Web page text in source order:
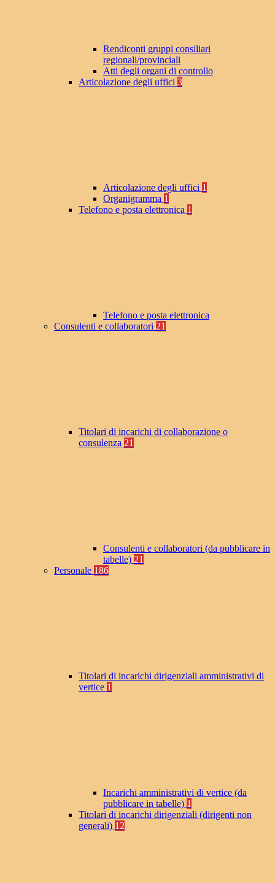
Rendiconti gruppi consiliari
regionali/provinciali
Atti degli organi di controllo
Articolazione degli uffici 3
Articolazione degli uffici 1
Organigramma 1
Telefono e posta elettronica 1
Telefono e posta elettronica
Consulenti e collaboratori 21
Titolari di incarichi di collaborazione o
consulenza 21
Consulenti e collaboratori (da pubblicare in
tabelle) 21
Personale 186
Titolari di incarichi dirigenziali amministrativi di
vertice 1
Incarichi amministrativi di vertice (da
pubblicare in tabelle) 1
Titolari di incarichi dirigenziali (dirigenti non
generali) 12